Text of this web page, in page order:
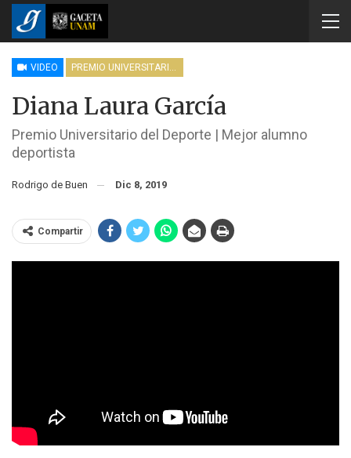
VIDEO PREMIO UNIVERSITARIO DEL DEPORTE
Diana Laura García
Premio Universitario del Deporte | Mejor alumno
deportista
Rodrigo de Buen Dic 8, 2019
Compartir